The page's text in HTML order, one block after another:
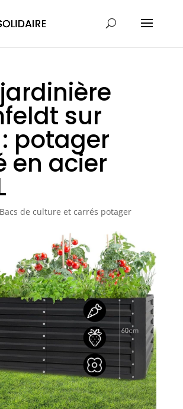
sur
potager
en acier
Bacs de culture et carrés potager